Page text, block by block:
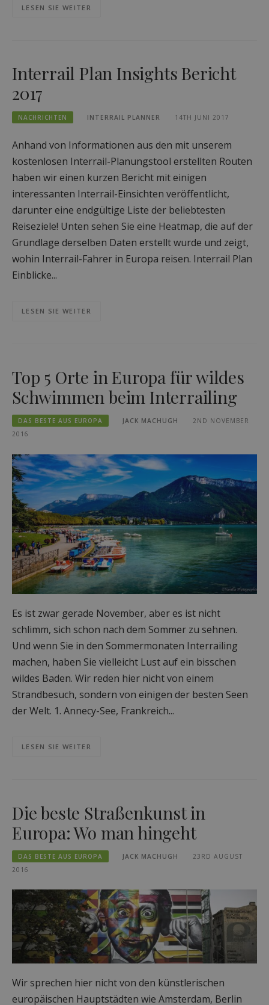
LESEN SIE WEITER
Interrail Plan Insights Bericht
2017
NACHRICHTEN INTERRAIL PLANNER 14TH JUNI 2017
Anhand von Informationen aus den mit unserem
kostenlosen Interrail-Planungstool erstellten Routen
haben wir einen kurzen Bericht mit einigen
interessanten Interrail-Einsichten veröffentlicht,
darunter eine endgültige Liste der beliebtesten
Reiseziele! Unten sehen Sie eine Heatmap, die auf der
Grundlage derselben Daten erstellt wurde und zeigt,
wohin Interrail-Fahrer in Europa reisen. Interrail Plan
Einblicke...
LESEN SIE WEITER
Top 5 Orte in Europa für wildes
Schwimmen beim Interrailing
DAS BESTE AUS EUROPA JACK MACHUGH
2ND NOVEMBER
2016
Es ist zwar gerade November, aber es ist nicht
schlimm, sich schon nach dem Sommer zu sehnen.
Und wenn Sie in den Sommermonaten Interrailing
machen, haben Sie vielleicht Lust auf ein bisschen
wildes Baden. Wir reden hier nicht von einem
Strandbesuch, sondern von einigen der besten Seen
der Welt. 1. Annecy-See, Frankreich...
LESEN SIE WEITER
Die beste Straßenkunst in
Europa: Wo man hingeht
DAS BESTE AUS EUROPA JACK MACHUGH
23RD AUGUST
2016
Wir sprechen hier nicht von den künstlerischen
europäischen Hauptstädten wie Amsterdam, Berlin